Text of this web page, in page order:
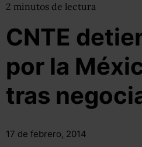
2 minutos de lectura
CNTE
por la
tras
17 de febrero, 2014